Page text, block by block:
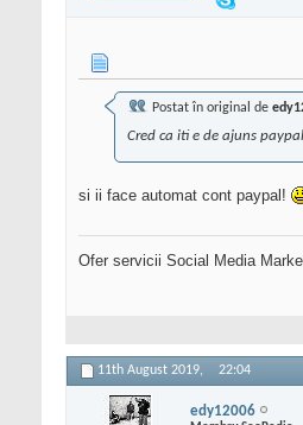
Postat în original de
Cred ca iti e de ajuns
si ii face automat cont paypal!
Ofer servicii Social Media
11th August 2019, 22:04
edy12006